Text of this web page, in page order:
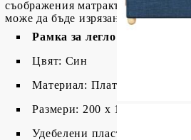
съображения матракът не може
може да бъде изрязана и само
Рамка за легло с табла:
Цвят: Син
Материал: Плат (100%
Размери: 200 x 144 x 100,5
Удебелени пластмасови